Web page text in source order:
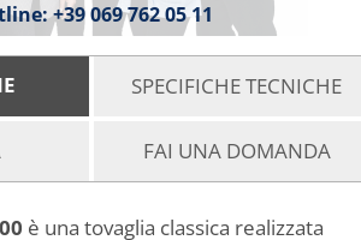
+39 069 762 05 11
SPECIFICHE TECNICHE
FAI UNA DOMANDA
è una tovaglia classica realizzata